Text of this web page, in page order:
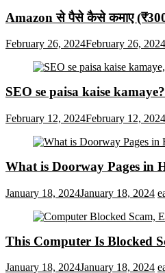
Amazon से पैसे कैसे कमाए
February 26, 2024February 26, 2024
SEO se paisa kaise
February 12, 2024February 12, 2024
What is Doorway Pages in
January 18, 2024January 18, 2024
This Computer Is Blocked
January 18, 2024January 18, 2024